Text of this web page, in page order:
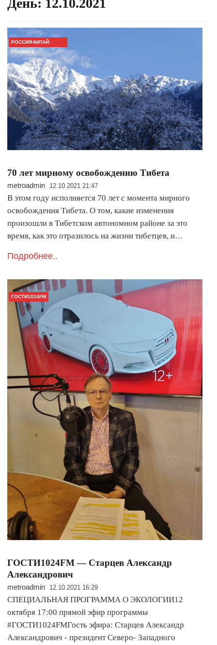
День: 12.10.2021
РОССИЯ-КИТАЙ:
ГЛАВНОЕ
70 лет мирному освобождению Тибета
metroadmin 12.10.2021 21:47
В этом году исполняется 70 лет с момента мирного
освобождения Тибета. О том, какие изменения
произошли в Тибетском автономном районе за это
время, как это отразилось на жизни тибетцев, и…
Подробнее..
ГОСТИ1024FM
ГОСТИ1024FM — Старцев Александр
Александрович
metroadmin 12.10.2021 16:29
СПЕЦИАЛЬНАЯ ПРОГРАММА О ЭКОЛОГИИ12
октября 17:00 прямой эфир программы
#ГОСТИ1024FMГость эфира: Старцев Александр
Александрович - президент Северо- Западного